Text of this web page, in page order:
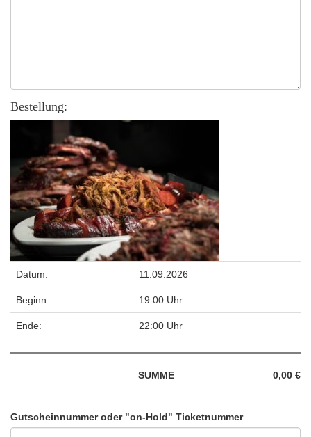
Bestellung:
Datum: 11.09.2026
Beginn: 19:00 Uhr
Ende: 22:00 Uhr
SUMME 0,00 €
Gutscheinnummer oder "on-Hold" Ticketnummer